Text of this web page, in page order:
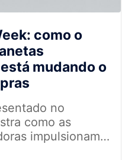
como o
mudando o
no
como as
impulsionam
o consumo